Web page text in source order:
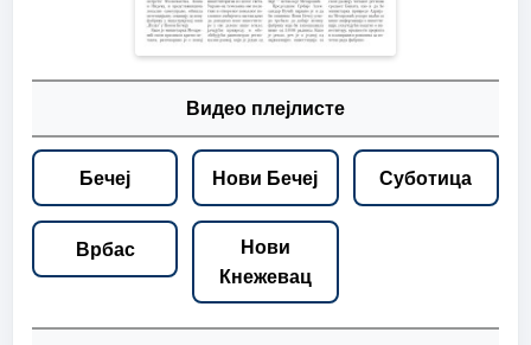
Видео плејлисте
Бечеј Нови Бечеј Суботица
Врбас
Нови
Кнежевац